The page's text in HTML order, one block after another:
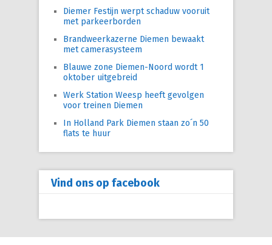
Diemer Festijn werpt schaduw vooruit
met parkeerborden
Brandweerkazerne Diemen bewaakt
met camerasysteem
Blauwe zone Diemen-Noord wordt 1
oktober uitgebreid
Werk Station Weesp heeft gevolgen
voor treinen Diemen
In Holland Park Diemen staan zo´n 50
flats te huur
Vind ons op facebook